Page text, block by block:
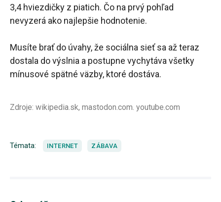
3,4 hviezdičky z piatich. Čo na prvý pohľad
nevyzerá ako najlepšie hodnotenie.
Musíte brať do úvahy, že sociálna sieť sa až teraz
dostala do výslnia a postupne vychytáva všetky
mínusové spätné väzby, ktoré dostáva.
Zdroje: wikipedia.sk, mastodon.com. youtube.com
Témata: INTERNET ZÁBAVA